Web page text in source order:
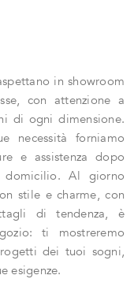
in showroom
con attenzione a
di ogni dimensione.
necessità forniamo
e assistenza dopo
Al giorno
stile e charme, con
di tendenza, è
ti mostreremo
dei tuoi sogni,
esigenze.